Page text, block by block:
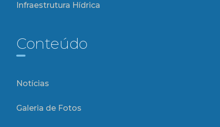
Infraestrutura Hídrica
Conteúdo
Notícias
Galeria de Fotos